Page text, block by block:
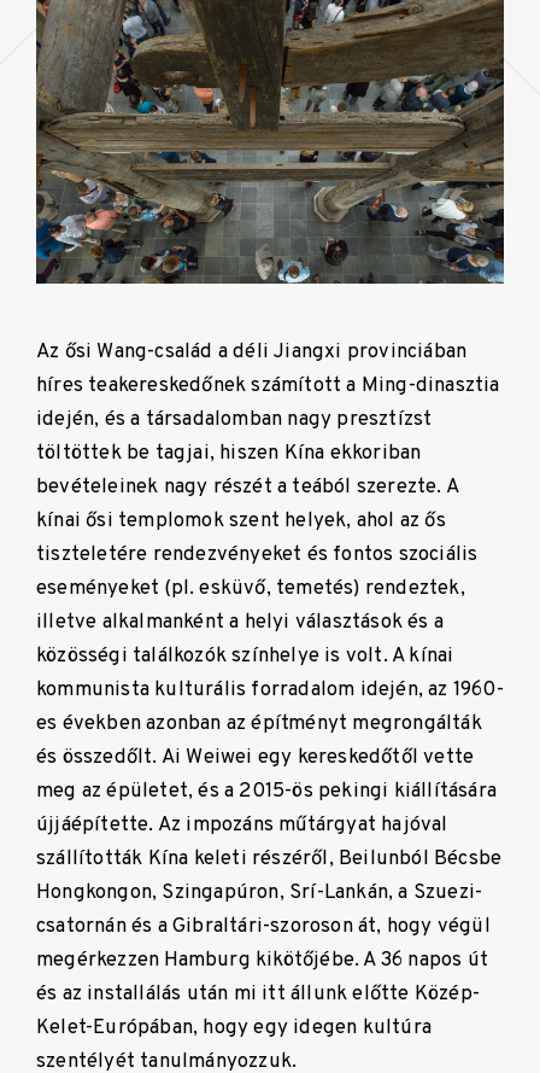
Az ősi Wang-család a déli Jiangxi provinciában
híres teakereskedőnek számított a Ming-dinasztia
idején, és a társadalomban nagy presztízst
töltöttek be tagjai, hiszen Kína ekkoriban
bevételeinek nagy részét a teából szerezte. A
kínai ősi templomok szent helyek, ahol az ős
tiszteletére rendezvényeket és fontos szociális
eseményeket (pl. esküvő, temetés) rendeztek,
illetve alkalmanként a helyi választások és a
közösségi találkozók színhelye is volt. A kínai
kommunista kulturális forradalom idején, az 1960-
es években azonban az építményt megrongálták
és összedőlt. Ai Weiwei egy kereskedőtől vette
meg az épületet, és a 2015-ös pekingi kiállítására
újjáépítette. Az impozáns műtárgyat hajóval
szállították Kína keleti részéről, Beilunból Bécsbe
Hongkongon, Szingapúron, Srí-Lankán, a Szuezi-
csatornán és a Gibraltári-szoroson át, hogy végül
megérkezzen Hamburg kikötőjébe. A 36 napos út
és az installálás után mi itt állunk előtte Közép-
Kelet-Európában, hogy egy idegen kultúra
szentélyét tanulmányozzuk.